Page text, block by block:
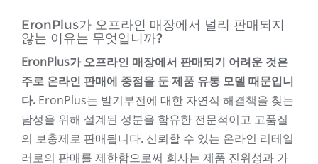
EronPlus가 오프라인 매장에서 널리 판매되지
않는 이유는 무엇입니까?
EronPlus가 오프라인 매장에서 판매되기 어려운 것은
주로 온라인 판매에 중점을 둔 제품 유통 모델 때문입니
다. EronPlus는 발기부전에 대한 자연적 해결책을 찾는
남성을 위해 설계된 성분을 함유한 전문적이고 고품질
의 보충제로 판매됩니다. 신뢰할 수 있는 온라인 리테일
러로의 판매를 제한함으로써 회사는 제품 진위성과 가